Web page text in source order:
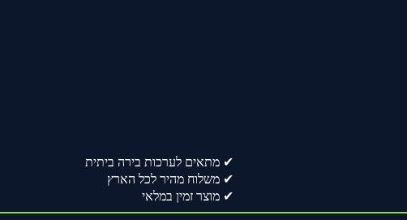
✔ מתאים לערכות בירה ביתית
✔ משלוח מהיר לכל הארץ
✔ מוצר זמין במלאי